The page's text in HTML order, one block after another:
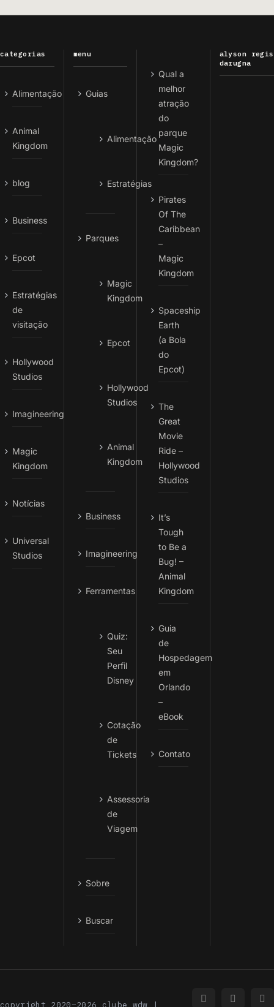
categorias
Alimentação
Animal
Kingdom
blog
Business
Epcot
Estratégias
de
visitação
Hollywood
Studios
Imagineering
Magic
Kingdom
Notícias
Universal
Studios
menu
Guias
Alimentação
Estratégias
Parques
Magic
Kingdom
Epcot
Hollywood
Studios
Animal
Kingdom
Business
Imagineering
Ferramentas
Quiz:
Seu
Perfil
Disney
Cotação
de
Tickets
Assessoria
de
Viagem
Sobre
Buscar
Qual a
melhor
atração
do
parque
Magic
Kingdom?
Pirates
Of The
Caribbean
–
Magic
Kingdom
Spaceship
Earth
(a Bola
do
Epcot)
The
Great
Movie
Ride –
Hollywood
Studios
It’s
Tough
to Be a
Bug! –
Animal
Kingdom
Guia
de
Hospedagem
em
Orlando
–
eBook
Contato
alyson regis
darugna
Instagram